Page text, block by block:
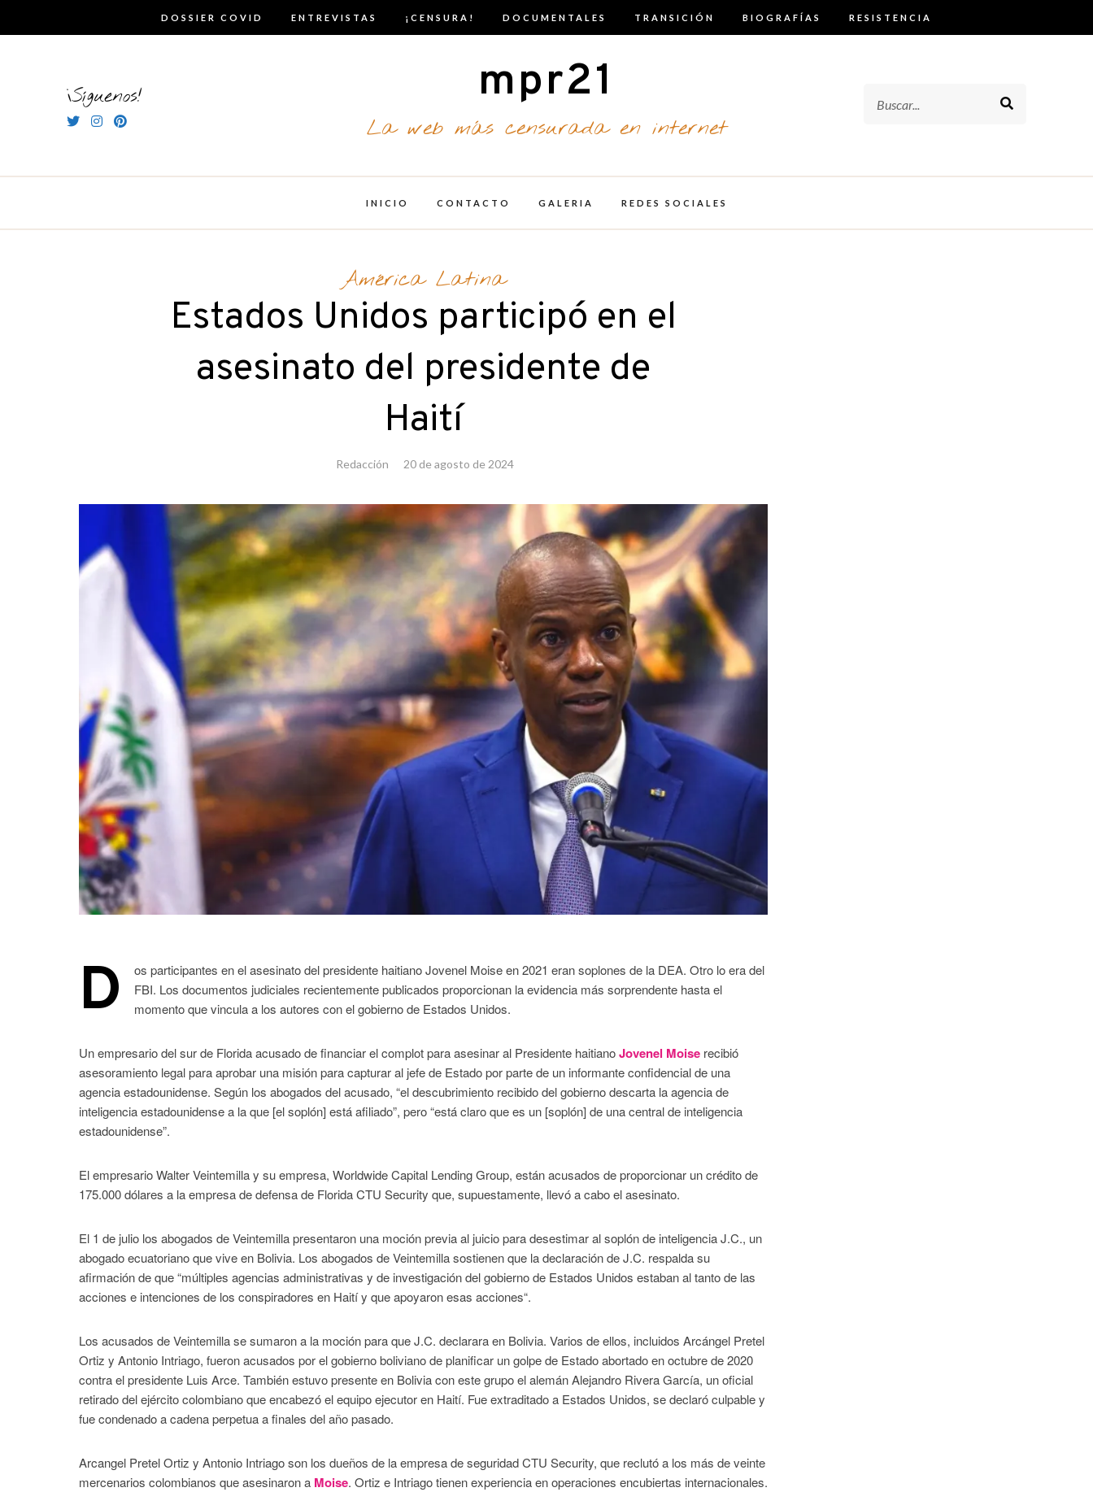
DOSSIER COVID ENTREVISTAS ¡CENSURA! DOCUMENTALES TRANSICIÓN BIOGRAFÍAS RESISTENCIA
¡Síguenos! mpr21
La web más censurada en internet
INICIO CONTACTO GALERIA REDES SOCIALES
América Latina
Estados Unidos participó en el
asesinato del presidente de
Haití
Redacción 20 de agosto de 2024
D
os participantes en el asesinato del presidente haitiano Jovenel Moise en 2021 eran soplones de la DEA. Otro lo era del
FBI. Los documentos judiciales recientemente publicados proporcionan la evidencia más sorprendente hasta el
momento que vincula a los autores con el gobierno de Estados Unidos.
Un empresario del sur de Florida acusado de financiar el complot para asesinar al Presidente haitianoJovenel Moise recibió
asesoramiento legal para aprobar una misión para capturar al jefe de Estado por parte de un informante confidencial de una
agencia estadounidense. Según los abogados del acusado, “el descubrimiento recibido del gobierno descarta la agencia de
inteligencia estadounidense a la que [el soplón] está afiliado”, pero “está claro que es un [soplón] de una central de inteligencia
estadounidense”.
El empresario Walter Veintemilla y su empresa, Worldwide Capital Lending Group, están acusados ​​de proporcionar un crédito de
175.000 dólares a la empresa de defensa de Florida CTU Security que, supuestamente, llevó a cabo el asesinato.
El 1 de julio los abogados de Veintemilla presentaron una moción previa al juicio para desestimar al soplón de inteligencia J.C., un
abogado ecuatoriano que vive en Bolivia. Los abogados de Veintemilla sostienen que la declaración de J.C. respalda su
afirmación de que “múltiples agencias administrativas y de investigación del gobierno de Estados Unidos estaban al tanto de las
acciones e intenciones de los conspiradores en Haití y que apoyaron esas acciones“.
Los acusados ​​de Veintemilla se sumaron a la moción para que J.C. declarara en Bolivia. Varios de ellos, incluidos Arcángel Pretel
Ortiz y Antonio Intriago, fueron acusados ​​por el gobierno boliviano de planificar un golpe de Estado abortado en octubre de 2020
contra el presidente Luis Arce. También estuvo presente en Bolivia con este grupo el alemán Alejandro Rivera García, un oficial
retirado del ejército colombiano que encabezó el equipo ejecutor en Haití. Fue extraditado a Estados Unidos, se declaró culpable y
fue condenado a cadena perpetua a finales del año pasado.
Arcangel Pretel Ortiz y Antonio Intriago son los dueños de la empresa de seguridad CTU Security, que reclutó a los más de veinte
mercenarios colombianos que asesinaron a Moise. Ortiz e Intriago tienen experiencia en operaciones encubiertas internacionales.